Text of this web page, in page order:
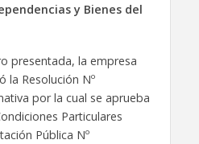
y Bienes del
presentada, la empresa
la Resolución Nº
por la cual se aprueba
Particulares
Pública Nº